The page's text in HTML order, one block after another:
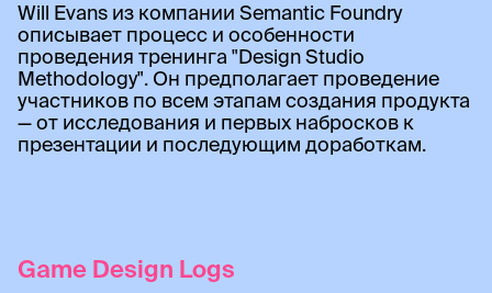
Will Evans из компании Semantic Foundry
описывает процесс и особенности
проведения тренинга "Design Studio
Methodology". Он предполагает проведение
участников по всем этапам создания продукта
— от исследования и первых набросков к
презентации и последующим доработкам.
Game Design Logs